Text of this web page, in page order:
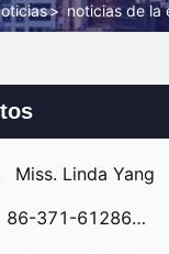
> noticias de la
Miss. Linda Yang
86-371-61286031